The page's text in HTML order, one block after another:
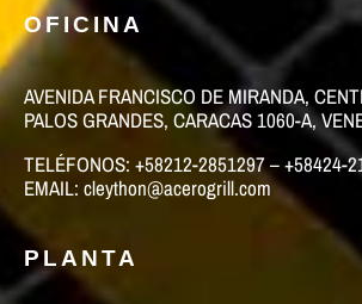
OFICINA
AVENIDA FRANCISCO DE MIRANDA,
PALOS GRANDES, CARACAS 1060-A,
TELÉFONOS: +58212-2851297 – +58424-
EMAIL: cleython@acerogrill.com
PLANTA